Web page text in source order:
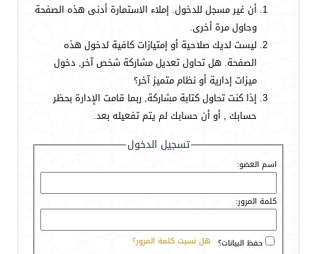
أن غير مسجل للدخول. إملاء الاستمارة أدنى هذه الصفحة
وحاول مرة أخرى.
ليست لديك صلاحية أو إمتيازات كافية لدخول هذه
الصفحة. هل تحاول تعديل مشاركة شخص آخر, دخول
ميزات إدارية أو نظام متميز آخر؟
إذا كنت تحاول كتابة مشاركة, ربما قامت الإدارة بحظر
حسابك , أو أن حسابك لم يتم تفعيله بعد.
تسجيل الدخول
اسم العضو:
كلمة المرور:
هل نسيت كلمة المرور؟ حفظ البيانات؟